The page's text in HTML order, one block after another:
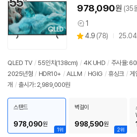
978,090원 (35
상
품
1
별
4.9 (상
78)
QLED TV / 55인치 (138cm) / 4K UHD / 주사율:
2025년형 / HDR10+ / ALLM / HGIG / 휴싱크 / 게
개 / 출시가: 2,989,000원
1위
스탠드
978,090원
2위
벽걸이
998,590원